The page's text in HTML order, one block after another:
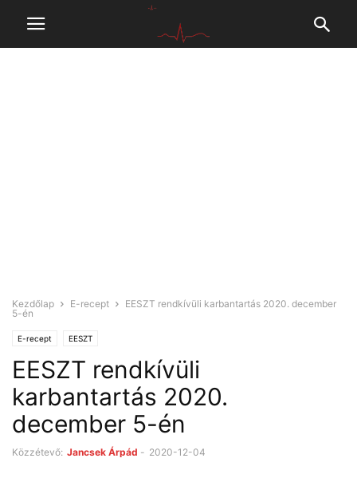
Kezdőlap E-recept
EESZT rendkívüli karbantartás 2020. december
5-én
E-recept EESZT
EESZT rendkívüli
karbantartás 2020.
december 5-én
Közzétevő: Jancsek Árpád - 2020-12-04